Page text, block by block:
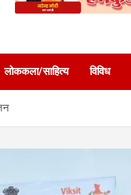
लोककला/साहित्य विविध